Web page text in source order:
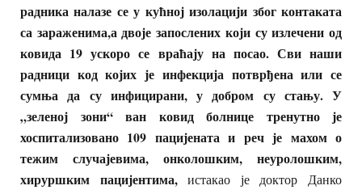
радника налазе се у кућној изолацији због контаката
са зараженима,а двоје запослених који су излечени од
ковида 19 ускоро се враћају на посао. Сви наши
радници код којих је инфекција потврђена или се
сумња да су инфицирани, у добром су стању. У
„зеленој зони“ ван ковид болнице тренутно је
хоспитализовано 109 пацијената и реч је махом о
тежим случајевима, онколошким, неуролошким,
хируршким пацијентима,истакао је доктор Данко